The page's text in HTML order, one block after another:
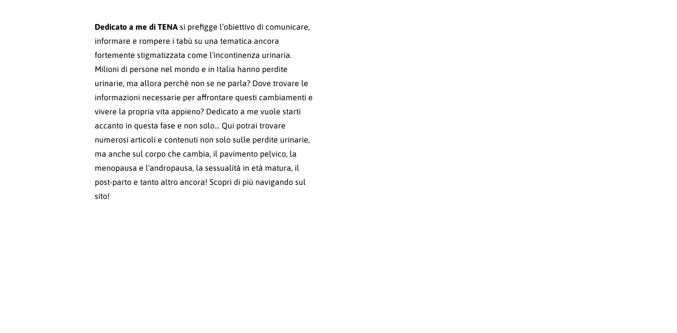
Dedicato a me di TENA si prefigge l’obiettivo di comunicare,
informare e rompere i tabù su una tematica ancora
fortemente stigmatizzata come l’incontinenza urinaria.
Milioni di persone nel mondo e in Italia hanno perdite
urinarie, ma allora perché non se ne parla? Dove trovare le
informazioni necessarie per affrontare questi cambiamenti e
vivere la propria vita appieno? Dedicato a me vuole starti
accanto in questa fase e non solo… Qui potrai trovare
numerosi articoli e contenuti non solo sulle perdite urinarie,
ma anche sul corpo che cambia, il pavimento pelvico, la
menopausa e l’andropausa, la sessualità in età matura, il
post-parto e tanto altro ancora! Scopri di più navigando sul
sito!